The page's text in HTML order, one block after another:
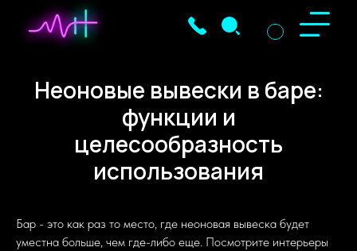
Неоновые вывески в баре:
функции и
целесообразность
использования
Бар - это как раз то место, где неоновая вывеска будет
уместна больше, чем где-либо еще. Посмотрите интерьеры